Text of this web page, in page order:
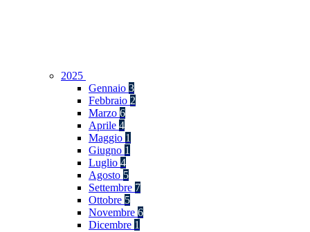
2025
Gennaio 3
Febbraio 2
Marzo 6
Aprile 4
Maggio 1
Giugno 1
Luglio 4
Agosto 5
Settembre 7
Ottobre 5
Novembre 6
Dicembre 1